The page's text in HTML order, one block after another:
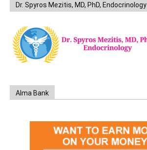
Dr. Spyros Mezitis, MD, PhD, Endocrinology
Alma Bank